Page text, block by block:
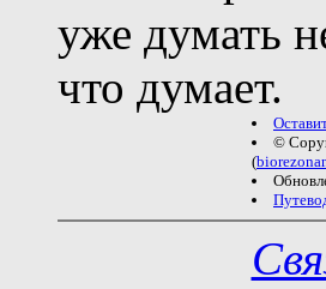
уже думать
что думает.
©
(